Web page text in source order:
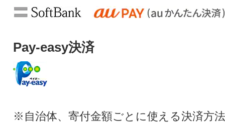
Pay-easy決済
※自治体、寄付金額ごとに使える決済方